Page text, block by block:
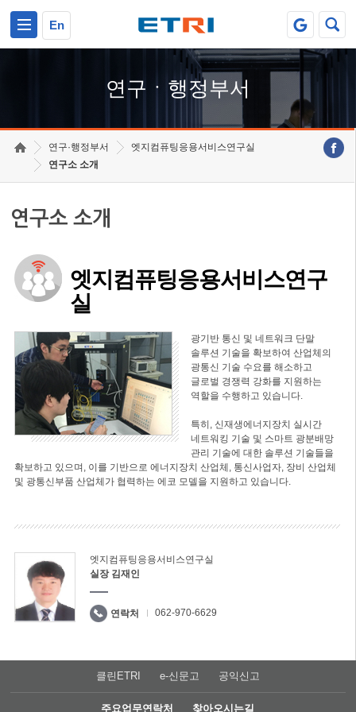
En
연구ㆍ행정부서
연구·행정부서
엣지컴퓨팅응용서비스연구실
연구소 소개
연구소 소개
엣지컴퓨팅응용서비스연구
실
광기반 통신 및 네트워크 단말
솔루션 기술을 확보하여 산업체의
광통신 기술 수요를 해소하고
글로벌 경쟁력 강화를 지원하는
역할을 수행하고 있습니다.
특히, 신재생에너지장치 실시간
네트워킹 기술 및 스마트 광분배망
관리 기술에 대한 솔루션 기술들을
확보하고 있으며, 이를 기반으로 에너지장치 산업체, 통신사업자, 장비 산업체
및 광통신부품 산업체가 협력하는 에코 모델을 지원하고 있습니다.
엣지컴퓨팅응용서비스연구실
실장 김재인
연락처 062-970-6629
클린ETRI e-신문고 공익신고
주요업무연락처 찾아오시는길